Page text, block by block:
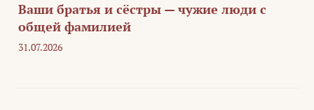
Ваши братья и сёстры — чужие люди с
общей фамилией
31.07.2026